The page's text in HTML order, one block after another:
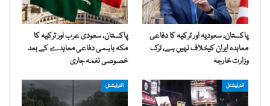
پاکستان، سعودیہ اور ترکیہ کا دفاعی
معاہدہ ایران کیخلاف نہیں ہے، ترک
وزارت خارجہ
پاکستان، سعودی عرب اور ترکیہ کا
مکہ باہمی دفاعی معاہدے کے بعد
خصوصی نغمہ جاری
انٹرنیشنل انٹرنیشنل